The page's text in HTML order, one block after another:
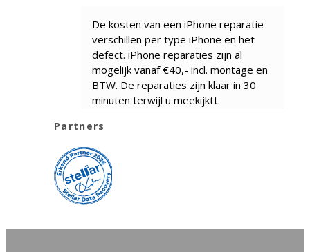
De kosten van een iPhone reparatie
verschillen per type iPhone en het
defect. iPhone reparaties zijn al
mogelijk vanaf €40,- incl. montage en
BTW. De reparaties zijn klaar in 30
minuten terwijl u meekijktt.
Partners